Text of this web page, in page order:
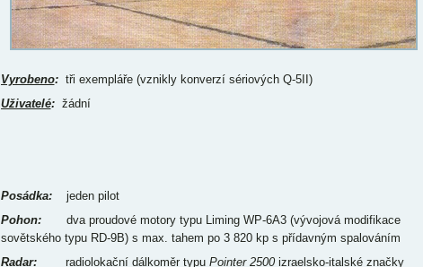
Vyrobeno:tři exempláře (vznikly konverzí sériových Q-5II)
Uživatelé:žádní
Posádka:jeden pilot
Pohon:dva proudové motory typu Liming WP-6A3 (vývojová modifikace
sovětského typu RD-9B) s max. tahem po 3 820 kp s přídavným spalováním
Radar:radiolokační dálkoměr typu Pointer 2500izraelsko-italské značky